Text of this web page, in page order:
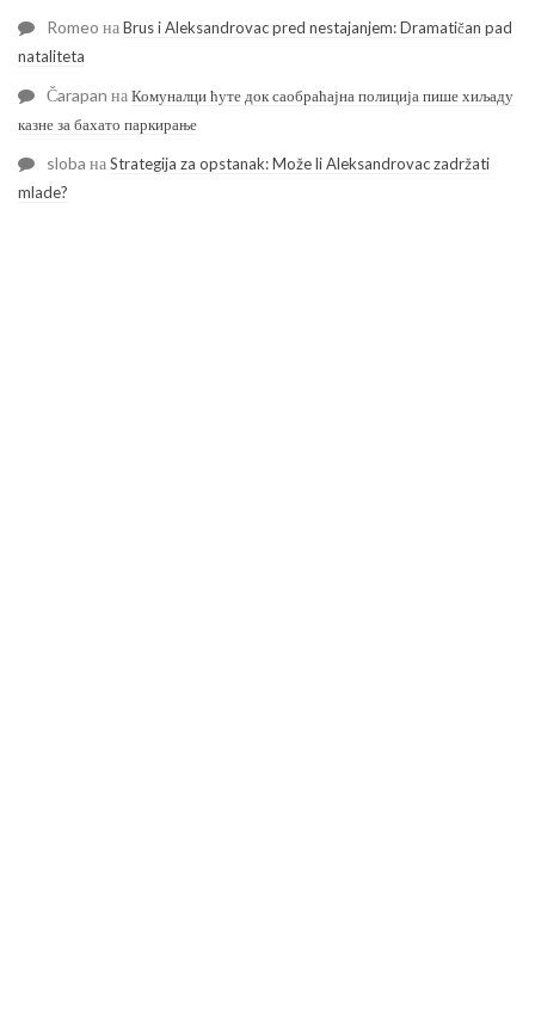
Romeo наBrus i Aleksandrovac pred nestajanjem: Dramatičan pad
nataliteta
Čarapan наКомуналци ћуте док саобраћајна полиција пише хиљаду
казне за бахато паркирање
sloba наStrategija za opstanak: Može li Aleksandrovac zadržati
mlade?